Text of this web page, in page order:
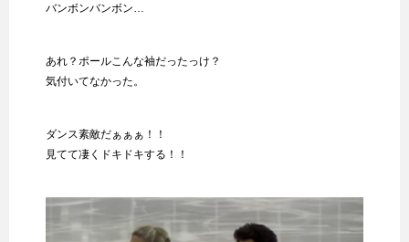
バンボンバンボン…
あれ？ポールこんな袖だったっけ？
気付いてなかった。
ダンス素敵だぁぁぁ！！
見てて凄くドキドキする！！